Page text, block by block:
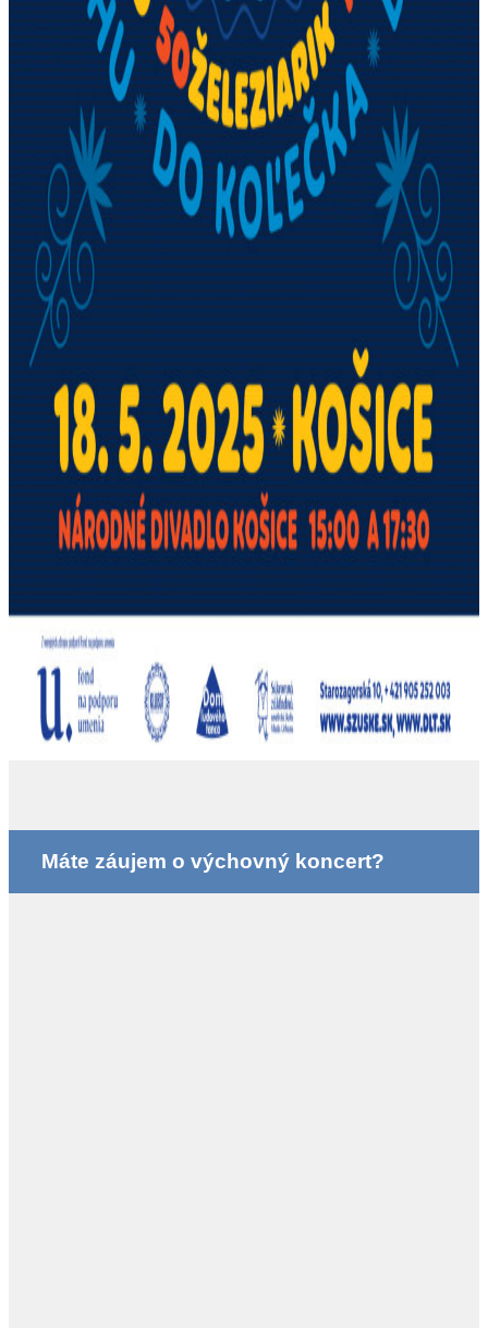
Máte záujem o výchovný koncert?